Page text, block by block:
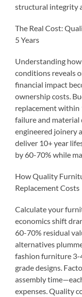
structural integrity
The Real Cost:
5 Years
Understanding
conditions reveals
financial impact
ownership costs.
replacement
failure and material
engineered joinery
deliver 10+ year
by 60-70% while
How Quality
Replacement Costs
Calculate your
economics shift
60-70% residual
alternatives
fashion furniture 3-
grade designs.
assembly
expenses. Quality